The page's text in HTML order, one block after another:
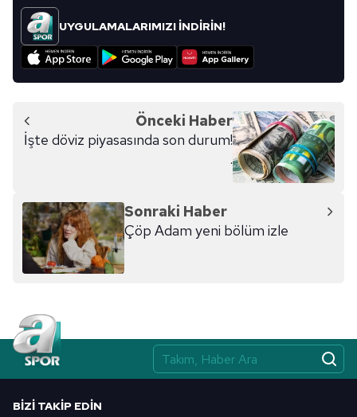
UYGULAMALARIMIZI İNDİRİN!
Önceki Haber
İşte döviz piyasasında son durum!
.
Sonraki Haber
Çöp Adam yeni bölüm izle
BIZI TAKIP EDIN